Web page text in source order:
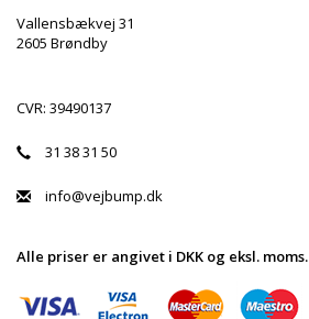
Vallensbækvej 31
2605 Brøndby
CVR: 39490137
31 38 31 50
info@vejbump.dk
Alle priser er angivet i DKK og eksl. moms.